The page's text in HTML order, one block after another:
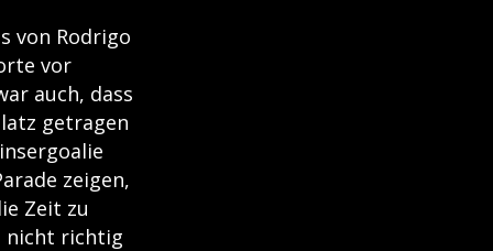
von Rodrigo
vor
auch, dass
getragen
zeigen,
Zeit zu
nicht richtig